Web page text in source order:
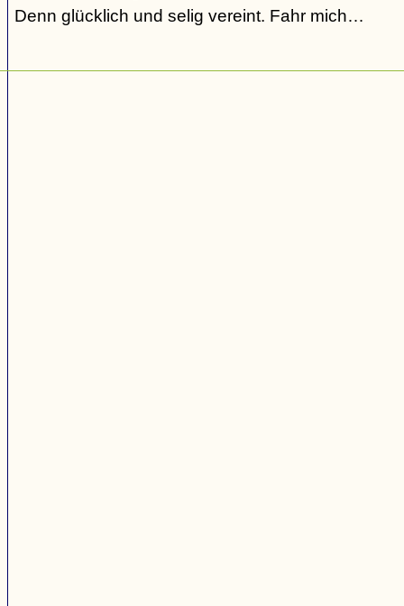
Denn glücklich und selig vereint. Fahr mich…